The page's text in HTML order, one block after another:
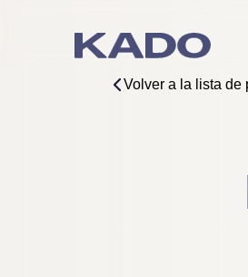
Volver a la lista de